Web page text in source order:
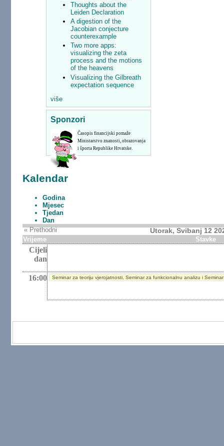
Thoughts about the
Leiden Declaration
A digestion of the
Jacobian conjecture
counterexample
Two more apps:
visualizing the zeta
process and the motions
of the heavens
Visualizing the Gilbreath
expectation sequence
više
Sponzori
Časopis financijski pomaže
Ministarstvo znanosti, obrazovanja
i športa Republike Hrvatske.
Kalendar
Godina
Mjesec
Tjedan
Dan
« Prethodni
Utorak, Svibanj 12
Vrijeme Stavke
Cijeli
dan
16:00 Seminar za teoriju vjerojatnosti, Seminar za funkcionalnu analizu i